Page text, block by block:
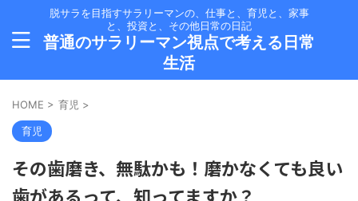
脱サラを目指すサラリーマンの、仕事と、育児と、家事
と、投資と、その他日常の日記
普通のサラリーマン視点で考える日常
生活
HOME > 育児 >
育児
その歯磨き、無駄かも！磨かなくても良い
歯があるって、知ってますか？